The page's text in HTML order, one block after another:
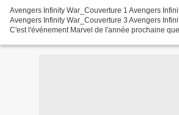
Avengers Infinity War_Couverture 1 Avengers
Avengers Infinity War_Couverture 3 Avengers
C'est l'événement Marvel de l'année prochaine